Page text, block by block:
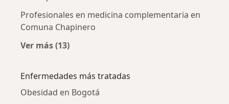
Profesionales en medicina complementaria en
Comuna Chapinero
Ver más (13)
Enfermedades más tratadas
Obesidad en Bogotá